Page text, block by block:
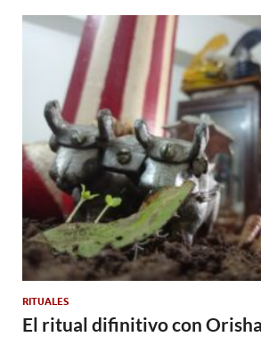
RITUALES
El ritual difinitivo con